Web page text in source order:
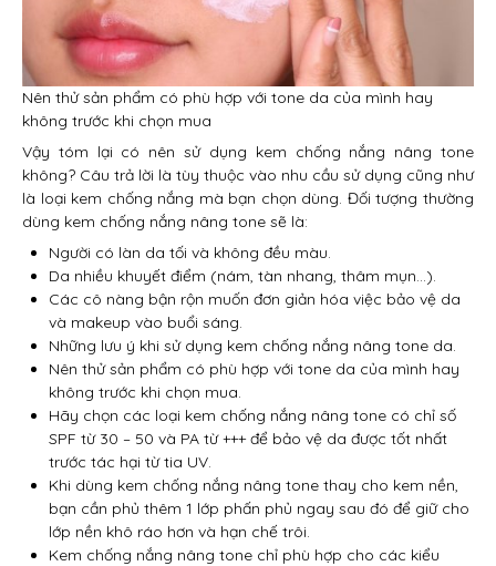
Nên thử sản phẩm có phù hợp với tone da của mình hay
không trước khi chọn mua
Vậy tóm lại có nên sử dụng kem chống nắng nâng tone
không? Câu trả lời là tùy thuộc vào nhu cầu sử dụng cũng như
là loại kem chống nắng mà bạn chọn dùng. Đối tượng thường
dùng kem chống nắng nâng tone sẽ là:
Người có làn da tối và không đều màu.
Da nhiều khuyết điểm (nám, tàn nhang, thâm mụn…).
Các cô nàng bận rộn muốn đơn giản hóa việc bảo vệ da
và makeup vào buổi sáng.
Những lưu ý khi sử dụng kem chống nắng nâng tone da.
Nên thử sản phẩm có phù hợp với tone da của mình hay
không trước khi chọn mua.
Hãy chọn các loại kem chống nắng nâng tone có chỉ số
SPF từ 30 – 50 và PA từ +++ để bảo vệ da được tốt nhất
trước tác hại từ tia UV.
Khi dùng kem chống nắng nâng tone thay cho kem nền,
bạn cần phủ thêm 1 lớp phấn phủ ngay sau đó để giữ cho
lớp nền khô ráo hơn và hạn chế trôi.
Kem chống nắng nâng tone chỉ phù hợp cho các kiểu